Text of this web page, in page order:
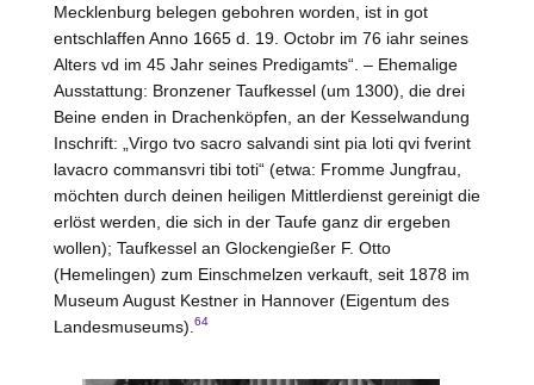
Mecklenburg belegen gebohren worden, ist in got
entschlaffen Anno 1665 d. 19. Octobr im 76 iahr seines
Alters vd im 45 Jahr seines Predigamts“. – Ehemalige
Ausstattung: Bronzener Taufkessel (um 1300), die drei
Beine enden in Drachenköpfen, an der Kesselwandung
Inschrift: „Virgo tvo sacro salvandi sint pia loti qvi fverint
lavacro commansvri tibi toti“ (etwa: Fromme Jungfrau,
möchten durch deinen heiligen Mittlerdienst gereinigt die
erlöst werden, die sich in der Taufe ganz dir ergeben
wollen); Taufkessel an Glockengießer F. Otto
(Hemelingen) zum Einschmelzen verkauft, seit 1878 im
Museum August Kestner in Hannover(Eigentum des
Landesmuseums). 64